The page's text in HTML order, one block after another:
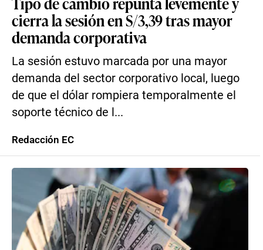
cierra la sesión en S/3,39 tras mayor
demanda corporativa
La sesión estuvo marcada por una mayor
demanda del sector corporativo local, luego
de que el dólar rompiera temporalmente el
soporte técnico de l...
Redacción EC